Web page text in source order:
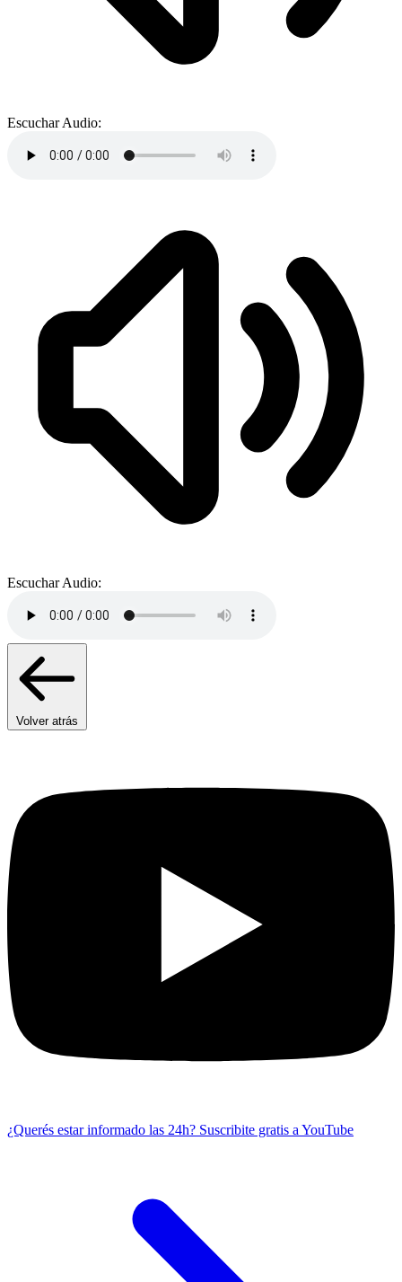
Escuchar Audio:
Escuchar Audio:
Volver atrás
¿Querés estar informado las 24h? Suscribite gratis a YouTube